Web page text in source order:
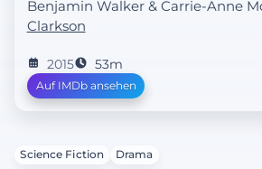
Benjamin Walker & Carrie-Anne
Clarkson
2015 53m
Auf IMDb ansehen
Science Fiction Drama